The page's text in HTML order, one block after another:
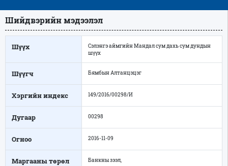
Шийдвэрийн мэдээлэл
Шүүх
Сэлэнгэ аймгийн Мандал сум дахь сум дундын
шүүх
Шүүгч Бямбын Алтанцэцэг
Хэргийн индекс 149/2016/00298/И
Дугаар 00298
Огноо 2016-11-09
Маргааны төрөл Банкны зээл,